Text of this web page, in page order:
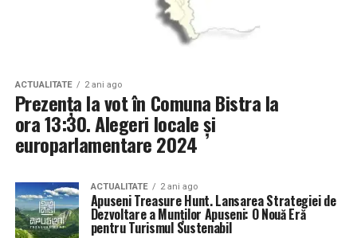
ACTUALITATE 2 ani ago
Prezența la vot în Comuna Bistra la
ora 13:30. Alegeri locale și
europarlamentare 2024
ACTUALITATE 2 ani ago
Apuseni Treasure Hunt. Lansarea Strategiei de
Dezvoltare a Munților Apuseni: O Nouă Eră
pentru Turismul Sustenabil